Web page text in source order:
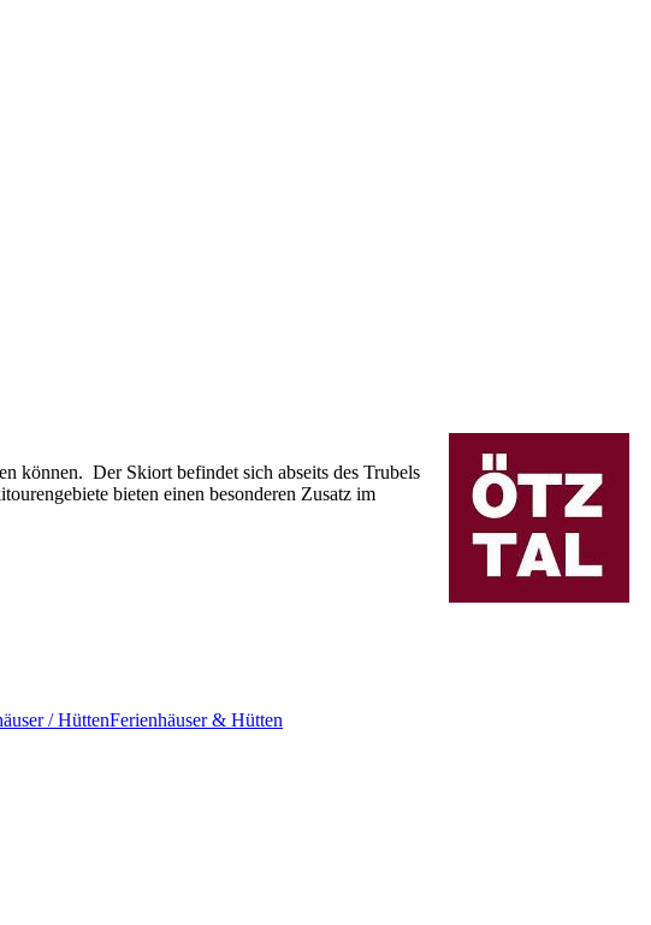
können. Der Skiort befindet sich abseits des Trubels
bieten einen besonderen Zusatz im
/ HüttenFerienhäuser & Hütten